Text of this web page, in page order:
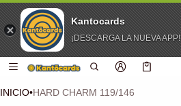
INICIO•HARD CHARM 119/146
Kantocards
¡DESCARGA LA NUEVA APP!